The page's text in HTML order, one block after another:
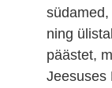
ning
päästet,
Jeesuses